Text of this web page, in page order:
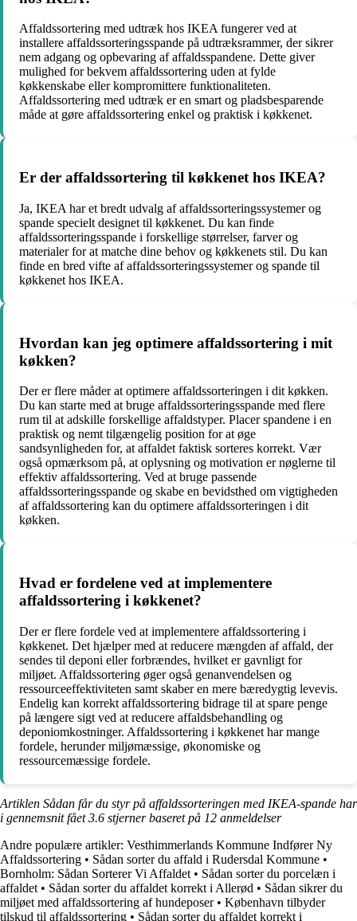
Affaldssortering med udtræk hos IKEA fungerer ved at
installere affaldssorteringsspande på udtræksrammer, der sikrer
nem adgang og opbevaring af affaldsspandene. Dette giver
mulighed for bekvem affaldssortering uden at fylde
køkkenskabe eller kompromittere funktionaliteten.
Affaldssortering med udtræk er en smart og pladsbesparende
måde at gøre affaldssortering enkel og praktisk i køkkenet.
Er der affaldssortering til køkkenet hos IKEA?
Ja, IKEA har et bredt udvalg af affaldssorteringssystemer og
spande specielt designet til køkkenet. Du kan finde
affaldssorteringsspande i forskellige størrelser, farver og
materialer for at matche dine behov og køkkenets stil. Du kan
finde en bred vifte af affaldssorteringssystemer og spande til
køkkenet hos IKEA.
Hvordan kan jeg optimere affaldssortering i mit
køkken?
Der er flere måder at optimere affaldssorteringen i dit køkken.
Du kan starte med at bruge affaldssorteringsspande med flere
rum til at adskille forskellige affaldstyper. Placer spandene i en
praktisk og nemt tilgængelig position for at øge
sandsynligheden for, at affaldet faktisk sorteres korrekt. Vær
også opmærksom på, at oplysning og motivation er nøglerne til
effektiv affaldssortering. Ved at bruge passende
affaldssorteringsspande og skabe en bevidsthed om vigtigheden
af affaldssortering kan du optimere affaldssorteringen i dit
køkken.
Hvad er fordelene ved at implementere
affaldssortering i køkkenet?
Der er flere fordele ved at implementere affaldssortering i
køkkenet. Det hjælper med at reducere mængden af affald, der
sendes til deponi eller forbrændes, hvilket er gavnligt for
miljøet. Affaldssortering øger også genanvendelsen og
ressourceeffektiviteten samt skaber en mere bæredygtig levevis.
Endelig kan korrekt affaldssortering bidrage til at spare penge
på længere sigt ved at reducere affaldsbehandling og
deponiomkostninger. Affaldssortering i køkkenet har mange
fordele, herunder miljømæssige, økonomiske og
ressourcemæssige fordele.
Artiklen Sådan får du styr på affaldssorteringen med IKEA-spande har
i gennemsnit fået3.6 stjerner baseret på 12 anmeldelser
Andre populære artikler: Vesthimmerlands Kommune Indfører Ny
Affaldssortering • Sådan sorter du affald i Rudersdal Kommune •
Bornholm: Sådan Sorterer Vi Affaldet • Sådan sorter du porcelæn i
affaldet • Sådan sorter du affaldet korrekt i Allerød • Sådan sikrer du
miljøet med affaldssortering af hundeposer• København tilbyder
tilskud til affaldssortering • Sådan sorter du affaldet korrekt i